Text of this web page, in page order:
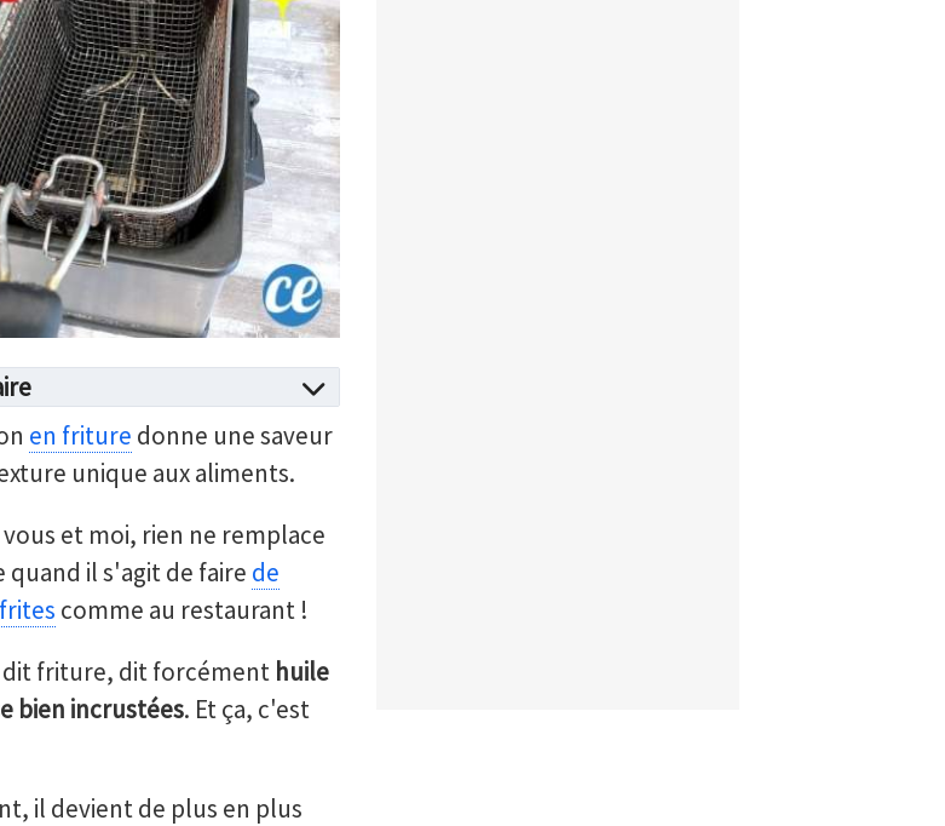
en friture donne une saveur
unique aux aliments.
et moi, rien ne remplace
quand il s'agit de faire de
comme au restaurant !
dit friture, dit forcément huile
bien incrustées. Et ça, c'est
il devient de plus en plus